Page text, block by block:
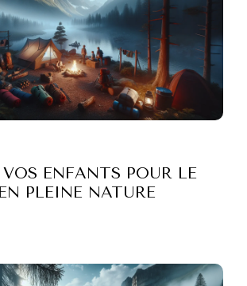
VOS ENFANTS POUR LE
PLEINE NATURE